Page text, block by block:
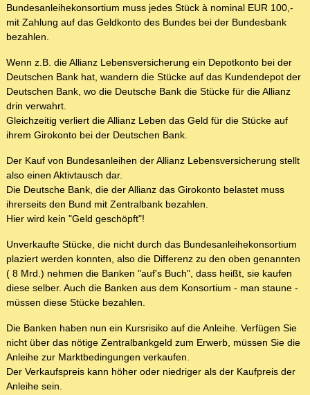
Bundesanleihekonsortium muss jedes Stück à nominal EUR 100,-
mit Zahlung auf das Geldkonto des Bundes bei der Bundesbank
bezahlen.
Wenn z.B. die Allianz Lebensversicherung ein Depotkonto bei der
Deutschen Bank hat, wandern die Stücke auf das Kundendepot der
Deutschen Bank, wo die Deutsche Bank die Stücke für die Allianz
drin verwahrt.
Gleichzeitig verliert die Allianz Leben das Geld für die Stücke auf
ihrem Girokonto bei der Deutschen Bank.
Der Kauf von Bundesanleihen der Allianz Lebensversicherung stellt
also einen Aktivtausch dar.
Die Deutsche Bank, die der Allianz das Girokonto belastet muss
ihrerseits den Bund mit Zentralbank bezahlen.
Hier wird kein "Geld geschöpft"!
Unverkaufte Stücke, die nicht durch das Bundesanleihekonsortium
plaziert werden konnten, also die Differenz zu den oben genannten
( 8 Mrd.) nehmen die Banken "auf's Buch", dass heißt, sie kaufen
diese selber. Auch die Banken aus dem Konsortium - man staune -
müssen diese Stücke bezahlen.
Die Banken haben nun ein Kursrisiko auf die Anleihe. Verfügen Sie
nicht über das nötige Zentralbankgeld zum Erwerb, müssen Sie die
Anleihe zur Marktbedingungen verkaufen.
Der Verkaufspreis kann höher oder niedriger als der Kaufpreis der
Anleihe sein.